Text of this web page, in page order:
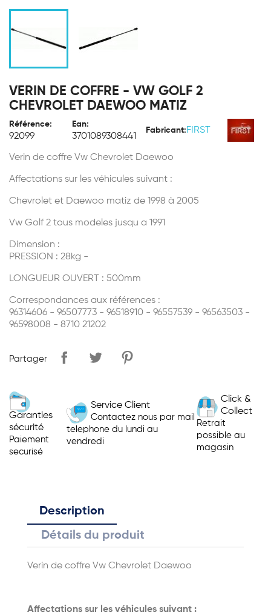
VERIN DE COFFRE - VW GOLF 2
CHEVROLET DAEWOO MATIZ
Référence:
92099
Ean:
3701089308441
Fabricant: FIRST
Verin de coffre Vw Chevrolet Daewoo
Affectations sur les véhicules suivant :
Chevrolet et Daewoo matiz de 1998 à 2005
Vw Golf 2 tous modeles jusqu a 1991
Dimension :
PRESSION : 28kg -
LONGUEUR OUVERT : 500mm
Correspondances aux références :
96314606 - 96507773 - 96518910 - 96557539 - 96563503 -
96598008 - 8710 21202
Partager
Garanties
sécurité
Paiement
securisé
Service Client
Contactez nous par mail
telephone du lundi au
vendredi
Click &
Collect
Retrait
possible au
magasin
Description
Détails du produit
Verin de coffre Vw Chevrolet Daewoo
Affectations sur les véhicules suivant :